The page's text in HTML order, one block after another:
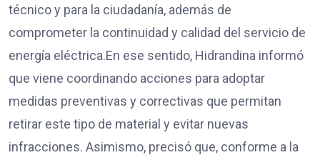
técnico y para la ciudadanía, además de
comprometer la continuidad y calidad del servicio de
energía eléctrica.En ese sentido, Hidrandina informó
que viene coordinando acciones para adoptar
medidas preventivas y correctivas que permitan
retirar este tipo de material y evitar nuevas
infracciones. Asimismo, precisó que, conforme a la